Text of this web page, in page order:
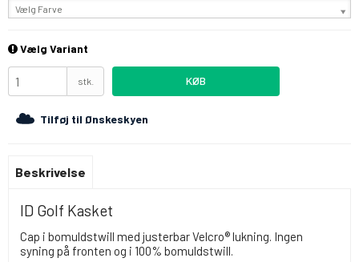
Vælg Farve
Vælg Variant
stk. KØB
Tilføj til Ønskeskyen
Beskrivelse
ID Golf Kasket
Cap i bomuldstwill med justerbar Velcro® lukning. Ingen
syning på fronten og i 100% bomuldstwill.